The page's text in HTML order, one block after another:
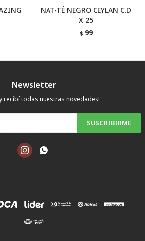
NAT-TÉ NEGRO CEYLAN C.D
X 25
$ 99
Newsletter
recibí todas nuestras novedades!
SUSCRIBIRME
 